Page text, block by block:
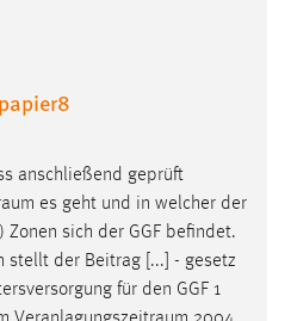
anschließend geprüft
es geht und in welcher der
) Zonen sich der GGF befindet.
stellt der Beitrag [...] - gesetz
für den GGF 1
Informationen anonym.
Website nutzen.
_pk_ses